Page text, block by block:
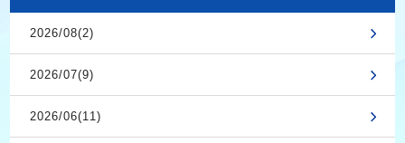
2026/08(2)
2026/07(9)
2026/06(11)